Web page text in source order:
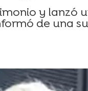
y lanzó
de una